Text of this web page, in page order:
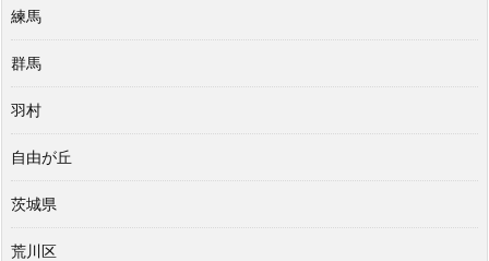
練馬
群馬
羽村
自由が丘
茨城県
荒川区